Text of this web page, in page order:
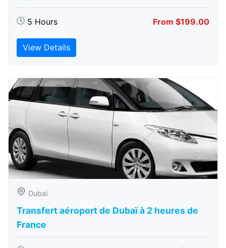
5 Hours From $199.00
View Details
Dubai
Transfert aéroport de Dubaï à 2 heures de
France